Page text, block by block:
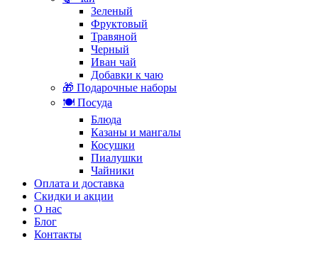
Зеленый
Фруктовый
Травяной
Черный
Иван чай
Добавки к чаю
🎁 Подарочные наборы
🍽️ Посуда
Блюда
Казаны и мангалы
Косушки
Пиалушки
Чайники
Оплата и доставка
Скидки и акции
О нас
Блог
Контакты